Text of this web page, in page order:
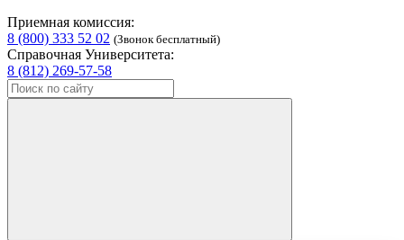
Приемная комиссия:
8 (800) 333 52 02 (Звонок бесплатный)
Справочная Университета:
8 (812) 269-57-58